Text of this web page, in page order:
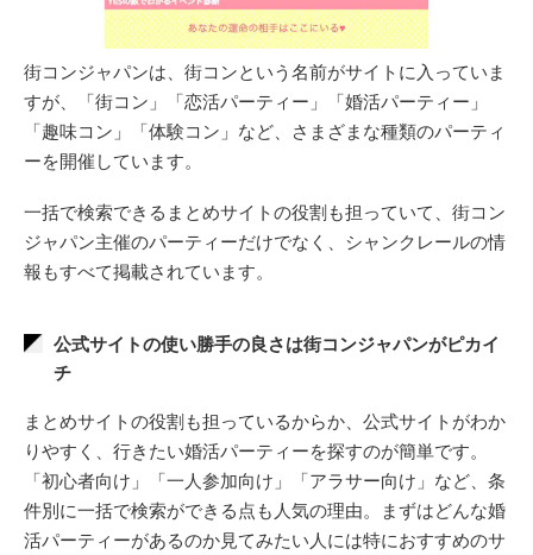
街コンジャパンは、街コンという名前がサイトに入っていま
すが、「街コン」「恋活パーティー」「婚活パーティー」
「趣味コン」「体験コン」など、さまざまな種類のパーティ
ーを開催しています。
一括で検索できるまとめサイトの役割も担っていて、街コン
ジャパン主催のパーティーだけでなく、シャンクレールの情
報もすべて掲載されています。
公式サイトの使い勝手の良さは街コンジャパンがピカイ
チ
まとめサイトの役割も担っているからか、公式サイトがわか
りやすく、行きたい婚活パーティーを探すのが簡単です。
「初心者向け」「一人参加向け」「アラサー向け」など、条
件別に一括で検索ができる点も人気の理由。まずはどんな婚
活パーティーがあるのか見てみたい人には特におすすめのサ